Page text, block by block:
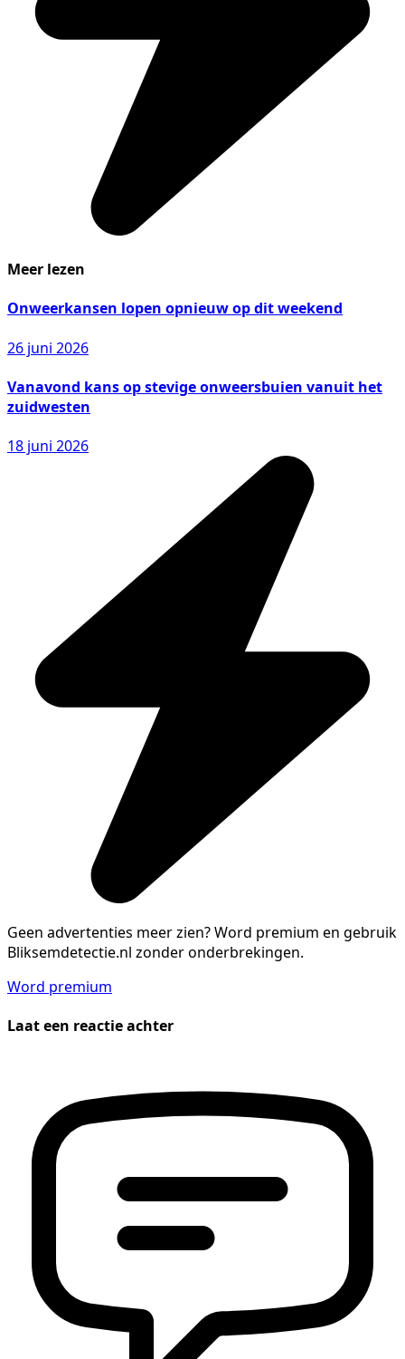
Meer lezen
Onweerkansen lopen opnieuw op dit weekend
26 juni 2026
Vanavond kans op stevige onweersbuien vanuit het
zuidwesten
18 juni 2026
Geen advertenties meer zien?Word premium en gebruik
Bliksemdetectie.nl zonder onderbrekingen.
Word premium
Laat een reactie achter